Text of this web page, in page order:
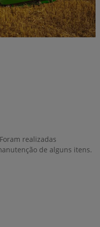
realizadas
de alguns itens.